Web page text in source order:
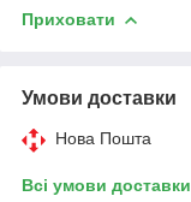
Приховати
Умови доставки
Нова Пошта
Всі умови доставки